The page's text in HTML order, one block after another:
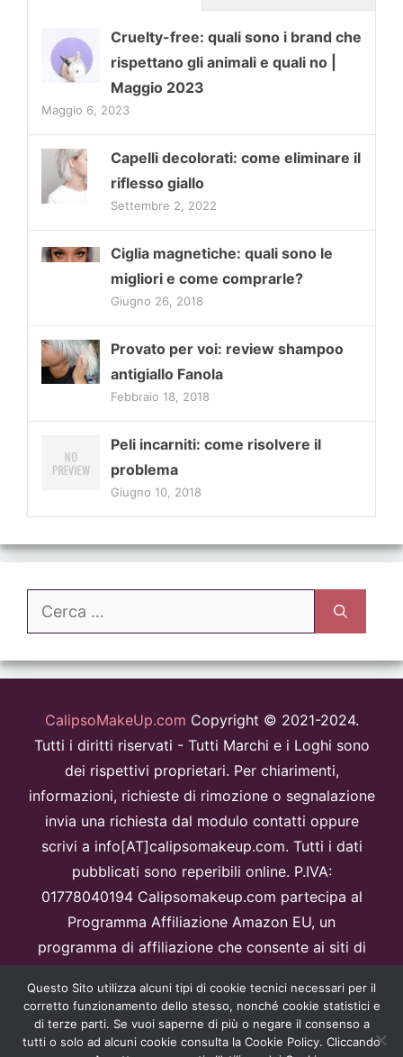
Cruelty-free: quali sono i brand che
rispettano gli animali e quali no |
Maggio 2023
Maggio 6, 2023
Capelli decolorati: come eliminare il
riflesso giallo
Settembre 2, 2022
Ciglia magnetiche: quali sono le
migliori e come comprarle?
Giugno 26, 2018
Provato per voi: review shampoo
antigiallo Fanola
Febbraio 18, 2018
Peli incarniti: come risolvere il
problema
Giugno 10, 2018
Ricerca
CalipsoMakeUp.com Copyright © 2021-2024.
Tutti i diritti riservati - Tutti Marchi e i Loghi sono
dei rispettivi proprietari. Per chiarimenti,
informazioni, richieste di rimozione o segnalazione
invia una richiesta dal modulo contatti oppure
scrivi a info[AT]calipsomakeup.com. Tutti i dati
pubblicati sono reperibili online. P.IVA:
01778040194 Calipsomakeup.com partecipa al
Programma Affiliazione Amazon EU, un
programma di affiliazione che consente ai siti di
pubblicizzando e fornendo link al sitoAmazon.it.
Disclaimer
Questo sito è protetto da reCAPTCHA e GooglePrivacy Policye
Questo Sito utilizza alcuni tipi di cookie tecnici necessari per il
corretto funzionamento dello stesso, nonché cookie statistici e
di terze parti. Se vuoi saperne di più o negare il consenso a
tutti o solo ad alcuni cookie consulta la Cookie Policy. Cliccando